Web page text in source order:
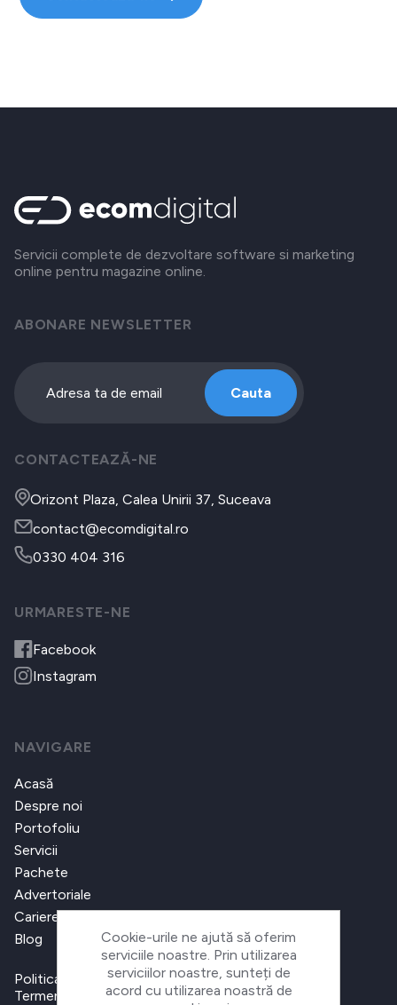
Servicii complete de dezvoltare software si marketing
online pentru magazine online.
ABONARE NEWSLETTER
Cauta
CONTACTEAZĂ-NE
Orizont Plaza, Calea Unirii 37, Suceava
contact@ecomdigital.ro
0330 404 316
URMARESTE-NE
Facebook
Instagram
NAVIGARE
Acasă
Despre noi
Portofoliu
Servicii
Pachete
Advertoriale
Cariere
Blog
Politica de confidențialitate
Termeni și condiții
Cookie-urile ne ajută să oferim
serviciile noastre. Prin utilizarea
serviciilor noastre, sunteți de
acord cu utilizarea noastră de